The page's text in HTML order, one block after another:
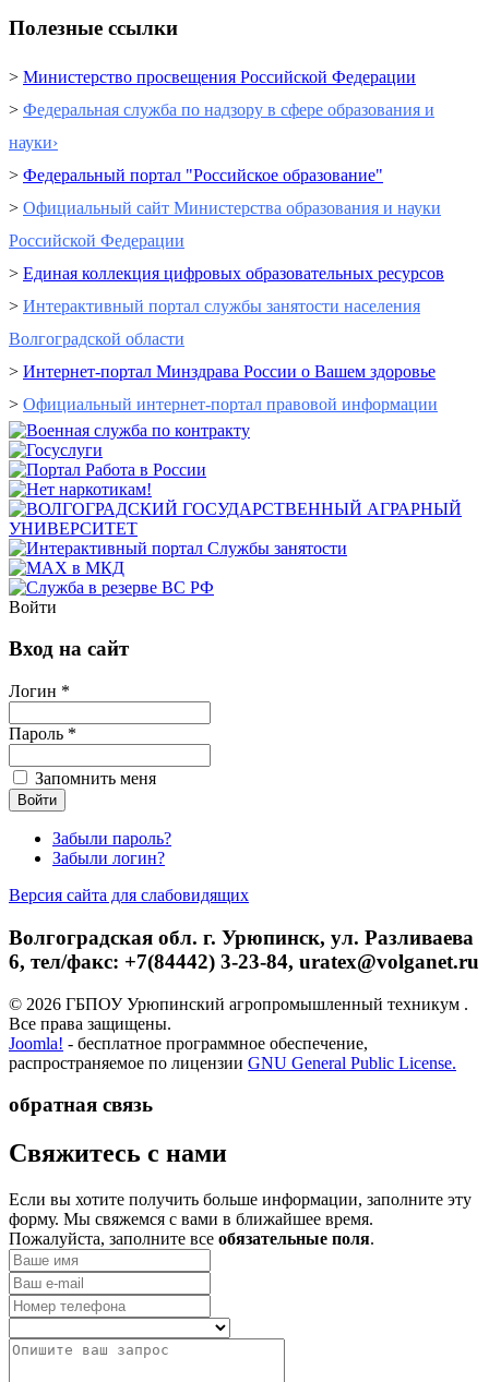
Полезные ссылки
> Министерство просвещения Российской Федерации
> Федеральная служба по надзору в сфере образования и
науки›
> Федеральный портал "Российское образование"
> Официальный сайт Министерства образования и науки
Российской Федерации
> Единая коллекция цифровых образовательных ресурсов
> Интерактивный портал cлужбы занятости населения
Волгоградской области
> Интернет-портал Минздрава России о Вашем здоровье
> Официальный интернет-портал правовой информации
Войти
Вход на сайт
Логин *
Пароль *
Запомнить меня
Забыли пароль?
Забыли логин?
Версия сайта для слабовидящих
Волгоградская обл. г. Урюпинск, ул. Разливаева
6, тел/факс: +7(84442) 3-23-84, uratex@volganet.ru
© 2026 ГБПОУ Урюпинский агропромышленный техникум .
Все права защищены.
Joomla! - бесплатное программное обеспечение,
распространяемое по лицензии GNU General Public License.
обратная связь
­Свяжитесь с нами
Если вы хотите получить больше информации, заполните эту
форму. Мы свяжемся с вами в ближайшее время.
Пожалуйста, заполните все обязательные поля.